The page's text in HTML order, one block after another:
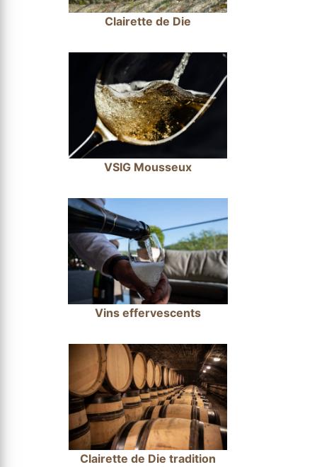
Clairette de Die
VSIG Mousseux
Vins effervescents
Clairette de Die tradition